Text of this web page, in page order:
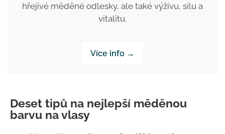
hřejivé měděné odlesky, ale také výživu, sílu a
vitalitu.
Více info →
Deset tipů na nejlepší měděnou
barvu na vlasy